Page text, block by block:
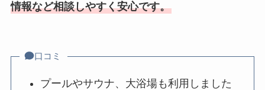
情報など相談しやすく安心です。
口コミ
プールやサウナ、大浴場も利用しました